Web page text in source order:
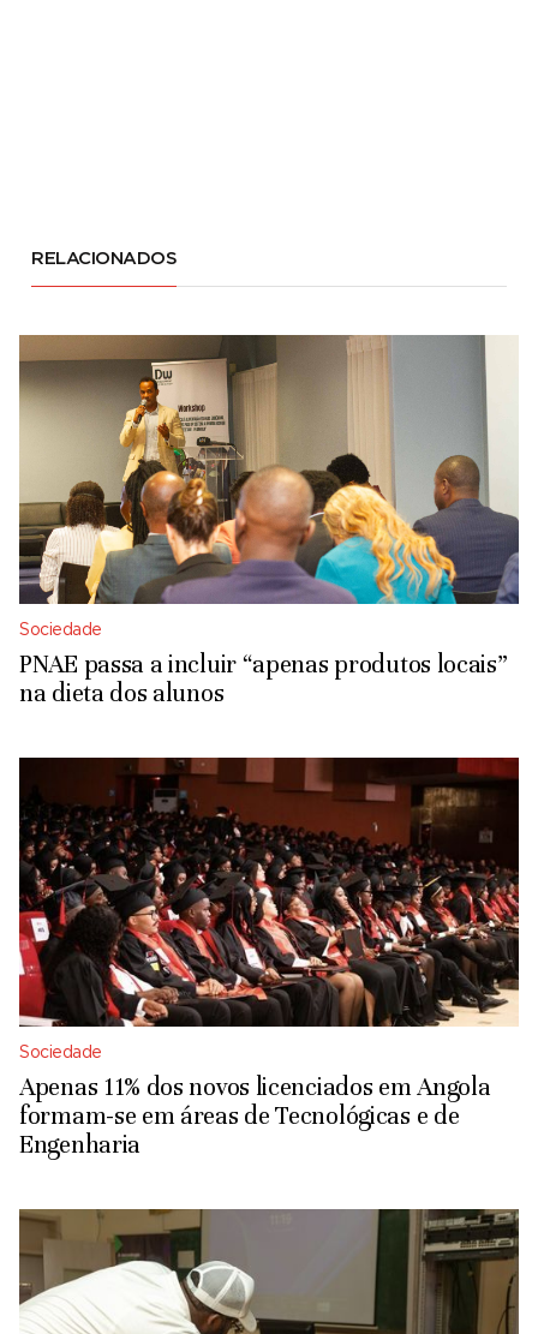
RELACIONADOS
Sociedade
PNAE passa a incluir “apenas produtos locais”
na dieta dos alunos
Sociedade
Apenas 11% dos novos licenciados em Angola
formam-se em áreas de Tecnológicas e de
Engenharia